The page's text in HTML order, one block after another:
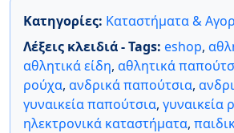
Κατηγορίες: Καταστήματα &
Λέξεις κλειδιά - Tags: eshop,
αθλητικά είδη, αθλητικά
ρούχα, ανδρικά παπούτσια,
γυναικεία παπούτσια, γυναικεία
ηλεκτρονικά καταστήματα,